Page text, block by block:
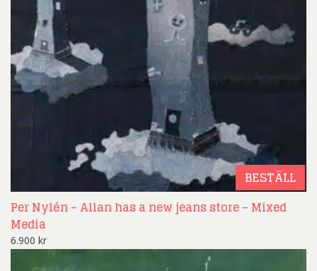
BESTÄLL
Per Nylén – Allan has a new jeans store – Mixed
Media
6.900 kr